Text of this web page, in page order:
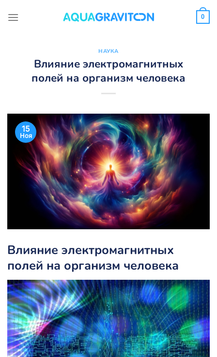
0
НАУКА
Влияние электромагнитных
полей на организм человека
15
Ноя
Влияние электромагнитных
полей на организм человека